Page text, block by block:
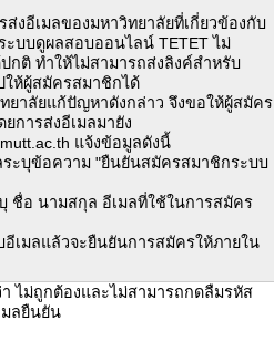
ส่งอีเมลของมหาวิทยาลัยที่เกี่ยวข้องกับ
บบดูผลสอบออนไลน์ TETET ไม่
กติ ทำให้ไม่สามารถส่งลิงค์สำหรับ
ห้ผู้สมัครสมาชิกได้
ยาลัยแก้ปัญหาดังกล่าว จึงขอให้ผู้สมัคร
การส่งอีเมลมายัง
แจ้งข้อมูลดังนี้
ระบุข้อความ "ยืนยันสมัครสมาชิกระบบ
ชื่อ นามสกุล อีเมลที่ใช้ในการสมัคร
อีเมลแล้วจะยืนยันการสมัครให้ภายใน
ไม่ถูกต้องและไม่สามารถกดลืมรหัส
มลยืนยัน